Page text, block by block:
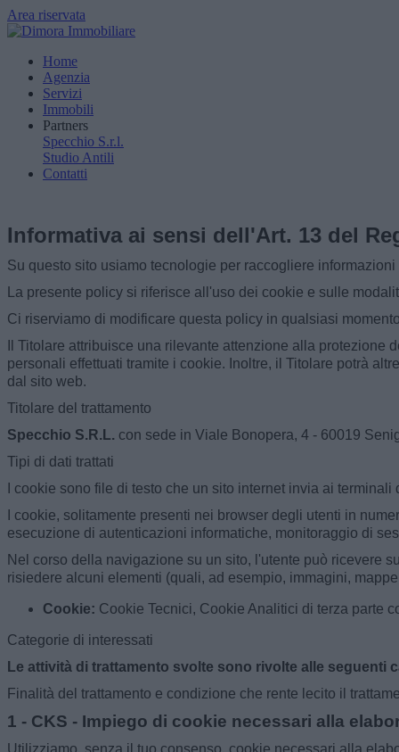
Area riservata
Home
Agenzia
Servizi
Immobili
Partners
Specchio S.r.l.
Studio Antili
Contatti
Informativa ai sensi dell'Art. 13 del
Su questo sito usiamo tecnologie per raccogliere
La presente policy si riferisce all'uso dei cookie e sulle
Ci riserviamo di modificare questa policy in qualsiasi
Il Titolare attribuisce una rilevante attenzione alla protezione
personali effettuati tramite i cookie. Inoltre, il Titolare potrà
dal sito web.
Titolare del trattamento
Specchio S.R.L. con sede in Viale Bonopera, 4 - 60019
Tipi di dati trattati
I cookie sono file di testo che un sito internet invia ai
I cookie, solitamente presenti nei browser degli utenti in
esecuzione di autenticazioni informatiche, monitoraggio di
Nel corso della navigazione su un sito, l'utente può ricevere
risiedere alcuni elementi (quali, ad esempio, immagini,
Cookie: Cookie Tecnici, Cookie Analitici di terza parte
Categorie di interessati
Le attività di trattamento svolte sono rivolte alle seguenti
Finalità del trattamento e condizione che rente lecito il
1 - CKS - Impiego di cookie necessari alla
Utilizziamo, senza il tuo consenso, cookie necessari alla